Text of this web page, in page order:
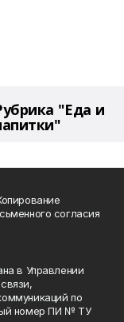
"Еда и
согласия
в Управлении
по
номер ПИ № ТУ